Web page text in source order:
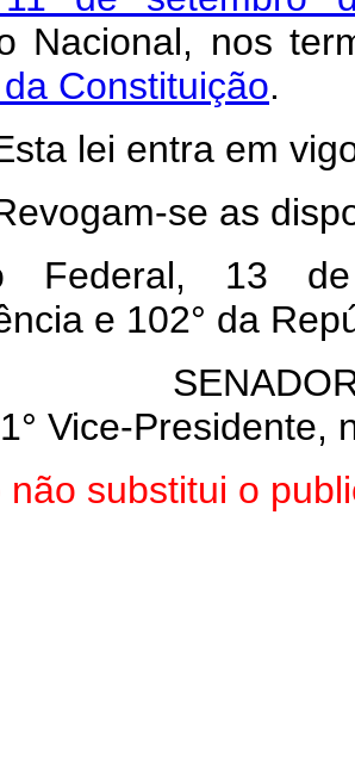
Nacional, nos
Constituição.
lei entra em
se as
Federal, 13
e 102° da
1° Vice-Presidente,
não substitui o